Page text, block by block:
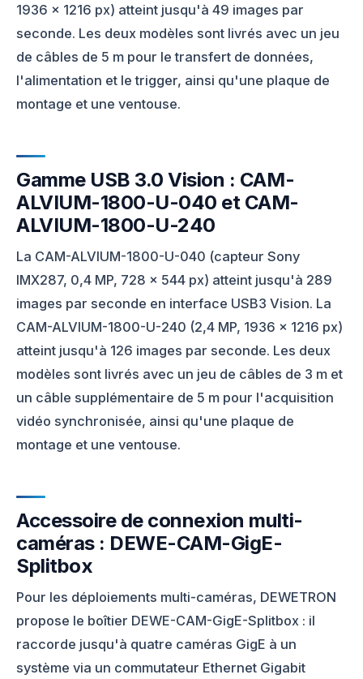
1936 × 1216 px) atteint jusqu'à 49 images par
seconde. Les deux modèles sont livrés avec un jeu
de câbles de 5 m pour le transfert de données,
l'alimentation et le trigger, ainsi qu'une plaque de
montage et une ventouse.
Gamme USB 3.0 Vision : CAM-
ALVIUM-1800-U-040 et CAM-
ALVIUM-1800-U-240
La CAM-ALVIUM-1800-U-040 (capteur Sony
IMX287, 0,4 MP, 728 × 544 px) atteint jusqu'à 289
images par seconde en interface USB3 Vision. La
CAM-ALVIUM-1800-U-240 (2,4 MP, 1936 × 1216 px)
atteint jusqu'à 126 images par seconde. Les deux
modèles sont livrés avec un jeu de câbles de 3 m et
un câble supplémentaire de 5 m pour l'acquisition
vidéo synchronisée, ainsi qu'une plaque de
montage et une ventouse.
Accessoire de connexion multi-
caméras : DEWE-CAM-GigE-
Splitbox
Pour les déploiements multi-caméras, DEWETRON
propose le boîtier DEWE-CAM-GigE-Splitbox : il
raccorde jusqu'à quatre caméras GigE à un
système via un commutateur Ethernet Gigabit